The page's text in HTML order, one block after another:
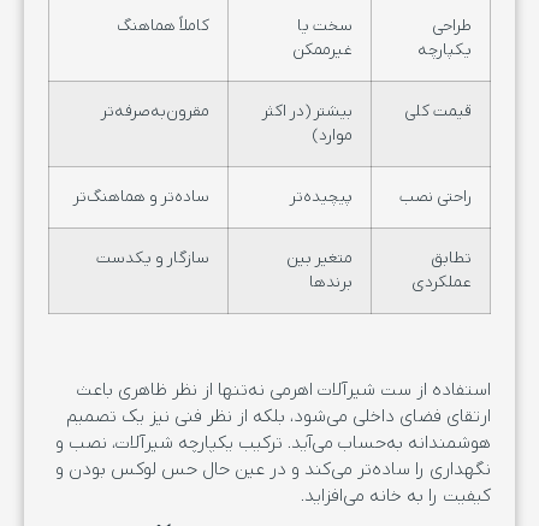
طراحی
یکپارچه
سخت یا
غیرممکن
کاملاً هماهنگ
قیمت کلی
بیشتر (در اکثر
موارد)
مقرون‌به‌صرفه‌تر
راحتی نصب پیچیده‌تر ساده‌تر و هماهنگ‌تر
تطابق
عملکردی
متغیر بین
برندها
سازگار و یکدست
استفاده از ست شیرآلات اهرمی نه‌تنها از نظر ظاهری باعث
ارتقای فضای داخلی می‌شود، بلکه از نظر فنی نیز یک تصمیم
هوشمندانه به‌حساب می‌آید. ترکیب یکپارچه شیرآلات، نصب و
نگهداری را ساده‌تر می‌کند و در عین حال حس لوکس‌ بودن و
کیفیت را به خانه می‌افزاید.